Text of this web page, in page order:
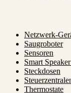
Netzwerk-
Saugroboter
Sensoren
Smart
Steckdosen
Thermostate